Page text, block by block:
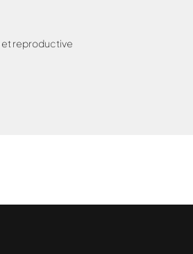
et reproductive